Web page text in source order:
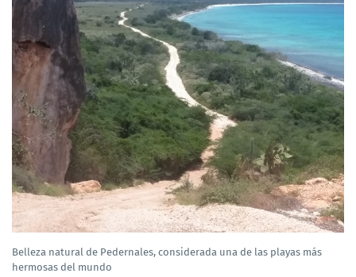
Belleza natural de Pedernales, considerada una de las playas más
hermosas del mundo